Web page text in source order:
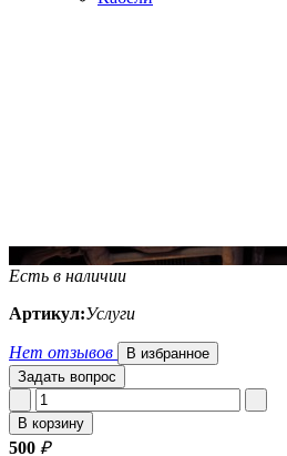
Есть в наличии
Артикул:Услуги
Нет отзывов
В избранное
Задать вопрос
В корзину
500 ₽